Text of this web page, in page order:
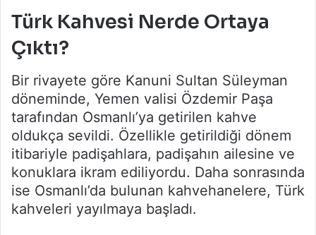
Türk Kahvesi Nerde Ortaya
Çıktı?
Bir rivayete göre Kanuni Sultan Süleyman
döneminde, Yemen valisi Özdemir Paşa
tarafından Osmanlı’ya getirilen kahve
oldukça sevildi. Özellikle getirildiği dönem
itibariyle padişahlara, padişahın ailesine ve
konuklara ikram ediliyordu. Daha sonrasında
ise Osmanlı’da bulunan kahvehanelere, Türk
kahveleri yayılmaya başladı.